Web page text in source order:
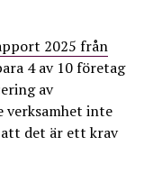
2025 från
4 av 10 företag
av
verksamhet inte
det är ett krav